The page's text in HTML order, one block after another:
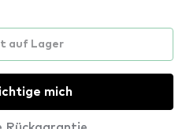
auf Lager
mich